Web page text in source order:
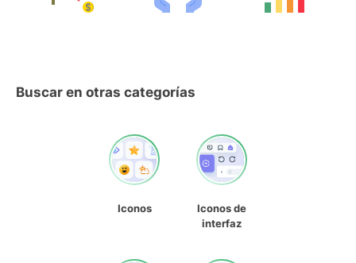
Buscar en otras categorías
Iconos
Iconos de
interfaz